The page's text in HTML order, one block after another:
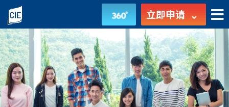
学
生
成
就
-
立即申请